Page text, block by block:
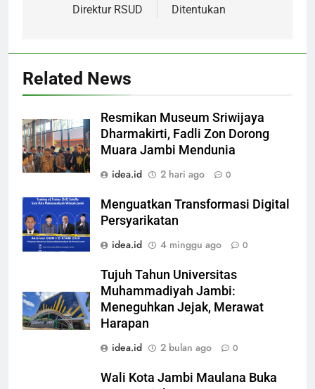
Direktur RSUD
Ditentukan
Related News
Resmikan Museum Sriwijaya
Dharmakirti, Fadli Zon Dorong
Muara Jambi Mendunia
idea.id
2 hari ago 0
Menguatkan Transformasi Digital
Persyarikatan
idea.id
4 minggu ago 0
Tujuh Tahun Universitas
Muhammadiyah Jambi:
Meneguhkan Jejak, Merawat
Harapan
idea.id
2 bulan ago 0
Wali Kota Jambi Maulana Buka